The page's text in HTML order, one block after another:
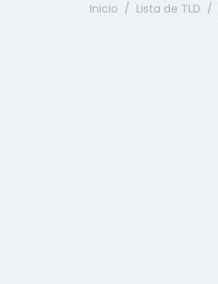
Inicio Lista de TLD